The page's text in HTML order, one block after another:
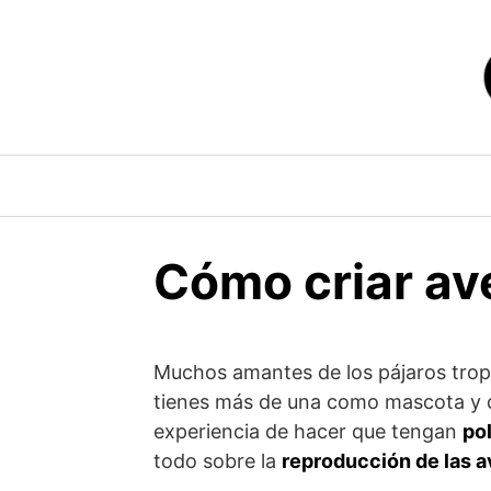
Cómo criar
Muchos amantes de los pájaros
tienes más de una como mascota
experiencia de hacer que tengan
todo sobre la reproducción de las